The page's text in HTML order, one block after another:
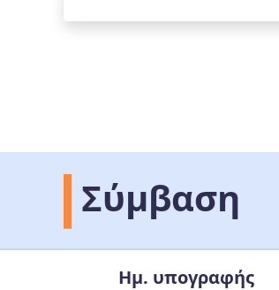
Σύμβαση
Ημ. υπογραφής